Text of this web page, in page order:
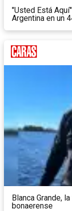
"Usted Está
Argentina en un
Blanca Grande,
bonaerense